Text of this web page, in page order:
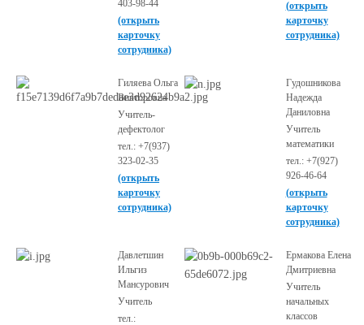
403-98-44
(открыть
карточку
сотрудника)
(открыть
карточку
сотрудника)
Гиляева Ольга
Викторовна
Учитель-
дефектолог
тел.: +7(937)
323-02-35
(открыть
карточку
сотрудника)
Гудошникова
Надежда
Даниловна
Учитель
математики
тел.: +7(927)
926-46-64
(открыть
карточку
сотрудника)
Давлетшин
Ильгиз
Мансурович
Учитель
тел.:
Ермакова Елена
Дмитриевна
Учитель
начальных
классов